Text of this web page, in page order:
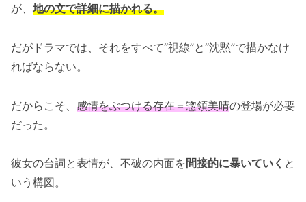
が、 地の文で詳細に描かれる。
だがドラマでは、それをすべて“視線”と“沈黙”で描かなけ
ればならない。
だからこそ、 感情をぶつける存在＝惣領美晴の登場が必要
だった。
彼女の台詞と表情が、不破の内面を間接的に暴いていく と
いう構図。